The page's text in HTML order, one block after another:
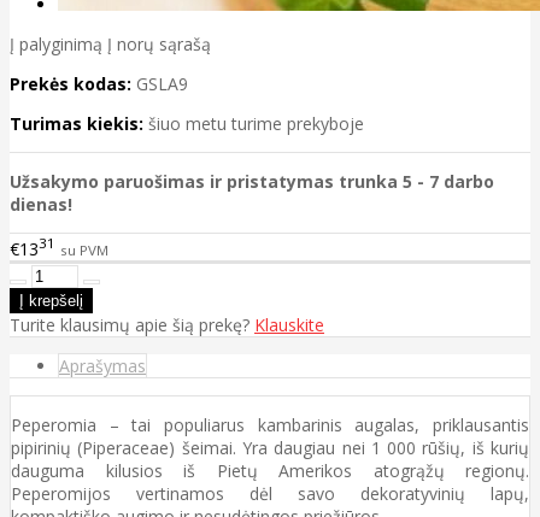
Į palyginimą Į norų sąrašą
Prekės kodas: GSLA9
Turimas kiekis: šiuo metu turime prekyboje
Užsakymo paruošimas ir pristatymas trunka 5 - 7 darbo
dienas!
€1331 su PVM
Turite klausimų apie šią prekę? Klauskite
Aprašymas
Peperomia – tai populiarus kambarinis augalas, priklausantis
pipirinių (Piperaceae) šeimai. Yra daugiau nei 1 000 rūšių, iš kurių
dauguma kilusios iš Pietų Amerikos atogrąžų regionų.
Peperomijos vertinamos dėl savo dekoratyvinių lapų,